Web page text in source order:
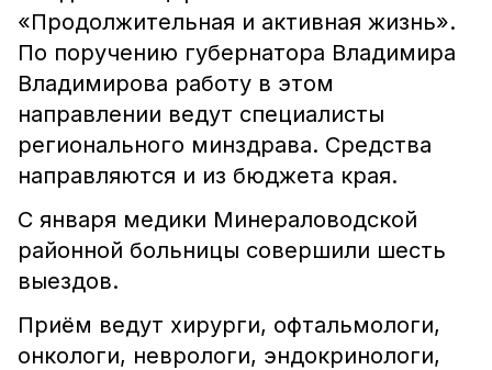
«Продолжительная и активная жизнь».
По поручению губернатора Владимира
Владимирова работу в этом
направлении ведут специалисты
регионального минздрава. Средства
направляются и из бюджета края.
С января медики Минераловодской
районной больницы совершили шесть
выездов.
Приём ведут хирурги, офтальмологи,
онкологи, неврологи, эндокринологи,